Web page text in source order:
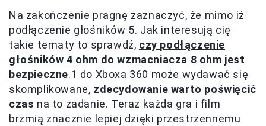
Na zakończenie pragnę zaznaczyć, że mimo iż
podłączenie głośników 5. Jak interesują cię
takie tematy to sprawdź, czy podłączenie
głośników 4 ohm do wzmacniacza 8 ohm jest
bezpieczne.1 do Xboxa 360 może wydawać się
skomplikowane, zdecydowanie warto poświęcić
czas na to zadanie. Teraz każda gra i film
brzmią znacznie lepiej dzięki przestrzennemu